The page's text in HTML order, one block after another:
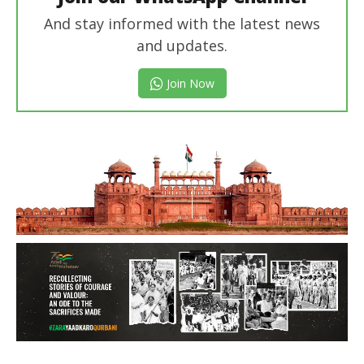
And stay informed with the latest news
and updates.
Join Now